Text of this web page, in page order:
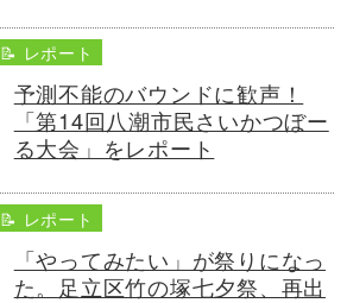
📝 レポート
予測不能のバウンドに歓声！
「第14回八潮市民さいかつぼー
る大会」をレポート
📝 レポート
「やってみたい」が祭りになっ
た。足立区竹の塚七夕祭、再出